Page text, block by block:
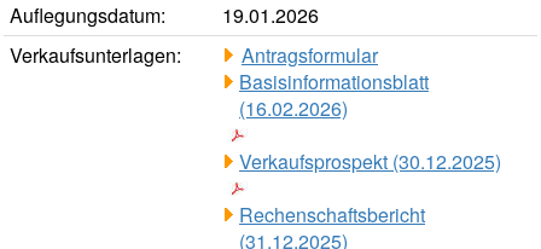
Auflegungsdatum:
19.01.2026
Verkaufsunterlagen:
Antragsformular
Basisinformationsblatt
(16.02.2026)
Verkaufsprospekt (30.12.2025)
Rechenschaftsbericht
(31.12.2025)